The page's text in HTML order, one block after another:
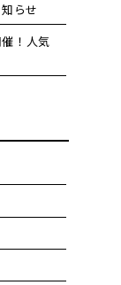
らせ
！人気